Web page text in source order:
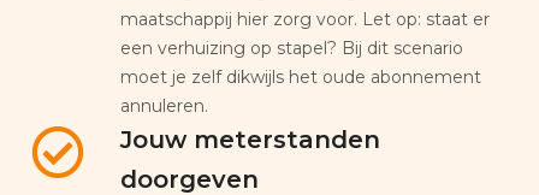
maatschappij hier zorg voor. Let op: staat er
een verhuizing op stapel? Bij dit scenario
moet je zelf dikwijls het oude abonnement
annuleren.
Jouw meterstanden
doorgeven